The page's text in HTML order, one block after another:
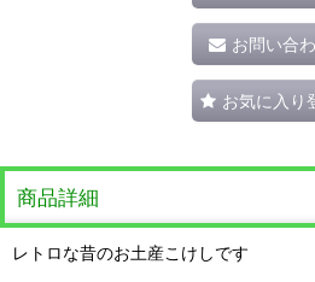
お問い合
お気に入り
商品詳細
レトロな昔のお土産こけしです